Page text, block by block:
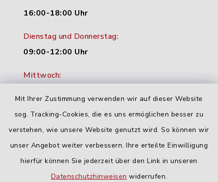
Mit Ihrer Zustimmung verwenden wir auf dieser Website
sog. Tracking-Cookies, die es uns ermöglichen besser zu
verstehen, wie unsere Website genutzt wird. So können wir
unser Angebot weiter verbessern. Ihre erteilte Einwilligung
hierfür können Sie jederzeit über den Link in unseren
Datenschutzhinweisen widerrufen.
16:00-18:00 Uhr
Dienstag und Donnerstag:
09:00-12:00 Uhr
Mittwoch:
Freitag:
geschlossen
Quicklinks